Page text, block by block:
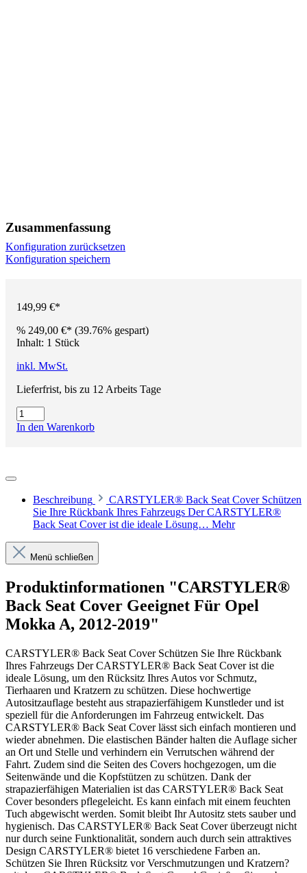
Zusammenfassung
Konfiguration zurücksetzen
Konfiguration speichern
149,99 €*
% 249,00 €* (39.76% gespart)
Inhalt: 1 Stück
inkl. MwSt.
Lieferfrist, bis zu 12 Arbeits Tage
In den Warenkorb
Beschreibung
CARSTYLER® Back Seat Cover Schützen
Sie Ihre Rückbank Ihres Fahrzeugs Der CARSTYLER®
Back Seat Cover ist die ideale Lösung… Mehr
Menü schließen
Produktinformationen "CARSTYLER®
Back Seat Cover Geeignet Für Opel
Mokka A, 2012-2019"
CARSTYLER® Back Seat Cover Schützen Sie Ihre Rückbank
Ihres Fahrzeugs Der CARSTYLER® Back Seat Cover ist die
ideale Lösung, um den Rücksitz Ihres Autos vor Schmutz,
Tierhaaren und Kratzern zu schützen. Diese hochwertige
Autositzauflage besteht aus strapazierfähigem Kunstleder und ist
speziell für die Anforderungen im Fahrzeug entwickelt. Das
CARSTYLER® Back Seat Cover lässt sich einfach montieren und
wieder abnehmen. Die elastischen Bänder halten die Auflage sicher
an Ort und Stelle und verhindern ein Verrutschen während der
Fahrt. Zudem sind die Seiten des Covers hochgezogen, um die
Seitenwände und die Kopfstützen zu schützen. Dank der
strapazierfähigen Materialien ist das CARSTYLER® Back Seat
Cover besonders pflegeleicht. Es kann einfach mit einem feuchten
Tuch abgewischt werden. Somit bleibt Ihr Autositz stets sauber und
hygienisch. Das CARSTYLER® Back Seat Cover überzeugt nicht
nur durch seine Funktionalität, sondern auch durch sein attraktives
Design CARSTYLER® bietet 16 verschiedene Farben an.
Schützen Sie Ihren Rücksitz vor Verschmutzungen und Kratzern?